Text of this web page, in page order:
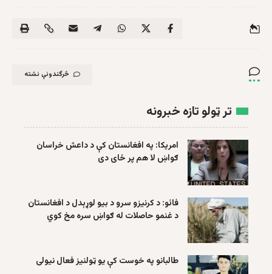
څرگندونې نشته
تر ټولو تازه خبرونه
امریکا: په افغانستان کې د داعش خراسان
ګواښ لا هم پر ځای دی
فائو: د کرنیزو سرو د بیو لوړېدل د افغانستان
د غنمو حاصلات له ګواښ سره مخ کوي
طالبانو په خوست کې یو ټولنیز فعال نیولی